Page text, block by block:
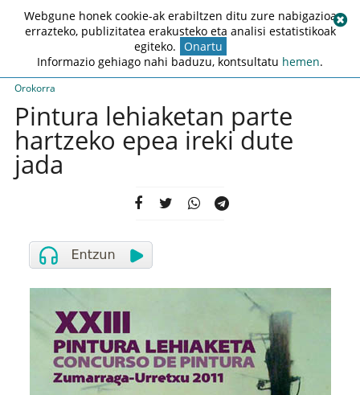
Orokorra
Pintura lehiaketan parte
hartzeko epea ireki dute
jada
Webgune honek cookie-ak erabiltzen ditu zure nabigazioa
errazteko, publizitatea erakusteko eta analisi estatistikoak
egiteko. Onartu
Informazio gehiago nahi baduzu, kontsultatu hemen.